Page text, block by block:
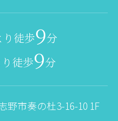
徒歩9分
徒歩9分
野市奏の杜3-16-10 1F